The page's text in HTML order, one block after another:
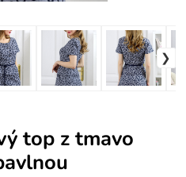
top z tmavo